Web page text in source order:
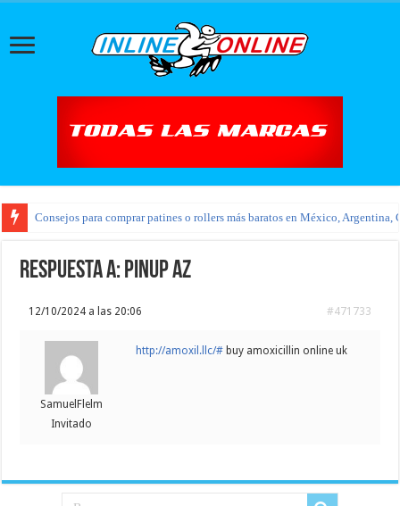
Consejos para comprar patines o rollers más baratos en México, Argentina,
Respuesta a: pinup az
12/10/2024 a las 20:06 #471733
SamuelFlelm
Invitado
http://amoxil.llc/# buy amoxicillin online uk